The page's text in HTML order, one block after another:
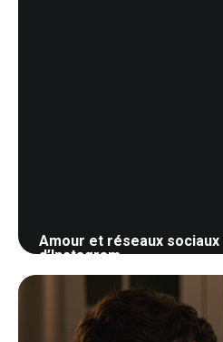
Amour et réseaux sociaux
d’Instagram